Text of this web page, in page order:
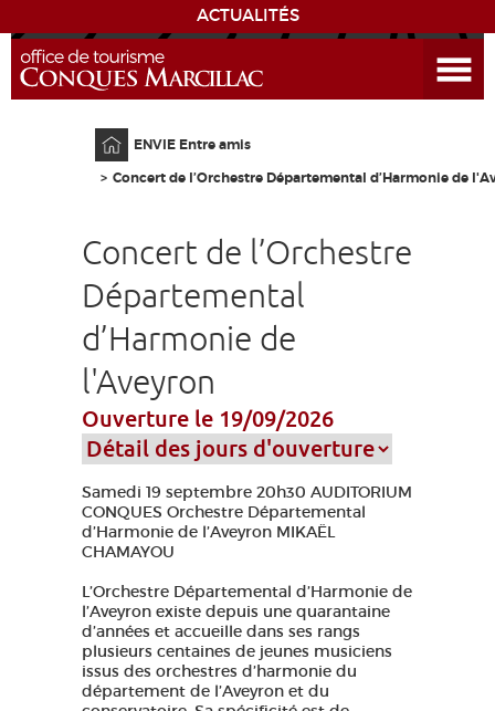
ACTUALITÉS
ENVIEDE...
DÉCOUVRIR LA DESTINATION
SÉJOURNER
AGENDA
EDUCATIF GR 65 GROUPES PRESSE
MA SÉLECTION
FR
ENVIE Entre amis
Concert de l’Orchestre Départemental d’Harmonie de
Concert de l’Orchestre
Départemental
d’Harmonie de
l'Aveyron
Ouverture le 19/09/2026
Samedi 19 septembre 20h30 AUDITORIUM
CONQUES Orchestre Départemental
d’Harmonie de l’Aveyron MIKAËL
CHAMAYOU
L’Orchestre Départemental d’Harmonie de
l’Aveyron existe depuis une quarantaine
d’années et accueille dans ses rangs
plusieurs centaines de jeunes musiciens
issus des orchestres d’harmonie du
département de l’Aveyron et du